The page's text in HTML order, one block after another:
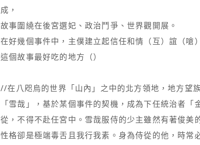
成，
故事圍繞在後宮選妃、政治鬥爭、世界觀開展。
在好幾個事件中，主僕建立起信任和情（互）誼（嗆
這個故事最好吃的地方（）
//在八咫烏的世界「山內」之中的北方領地，地方望
「雪哉」，基於某個事件的契機，成為下任統治者「
從，不得不赴任宮中。雪哉服侍的少主雖然有著俊美
性格卻是極端毒舌且我行我素。身為侍從的他，時常